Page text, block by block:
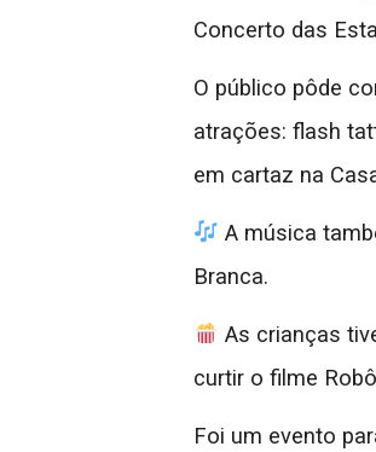
Concerto das
O público pôde
atrações: flash
em cartaz na
A música
Branca.
As crianças
curtir o filme
Foi um evento